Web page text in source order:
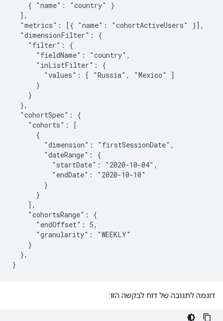
    { "name": "country" }
  ],
  "metrics": [{ "name": "cohortActiveUsers" }],
  "dimensionFilter": {
    "filter": {
      "fieldName": "country",
      "inListFilter": {
        "values": [ "Russia", "Mexico" ]
      }
    }
  },
  "cohortSpec": {
    "cohorts": [
      {
        "dimension": "firstSessionDate",
        "dateRange": {
          "startDate": "2020-10-04",
          "endDate": "2020-10-10"
        }
      }
    ],
    "cohortsRange": {
      "endOffset": 5,
      "granularity": "WEEKLY"
    }
  },
דוגמה לתגובה של דוח לבקשה הזו: